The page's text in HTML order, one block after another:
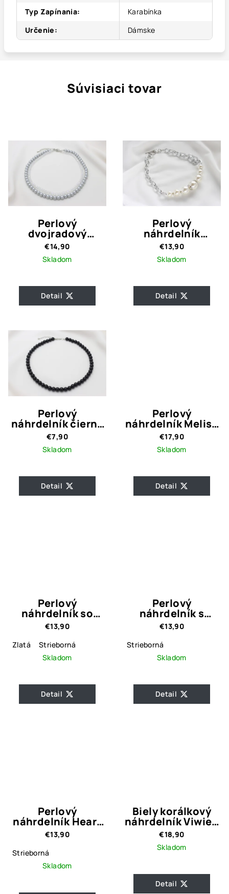
Typ Zapínania:
Karabínka
Určenie: Dámske
Súvisiaci tovar
Perlový
dvojradový
náhrdelník Noe
Crystal Grey
€14,90
Skladom
Detail
Perlový
náhrdelník
Silver&Pearls
€13,90
Skladom
Detail
Perlový
náhrdelník čierny
klasik
€7,90
Skladom
Detail
Perlový
náhrdelník Melisa
Black
€17,90
Skladom
Detail
Perlový
náhrdelník so
srdiečkami
€13,90
Zlatá
Strieborná
Skladom
Detail
Perlový
náhrdelník s
retiazkou a
srdiečkom
€13,90
Strieborná
Skladom
Detail
Perlový
náhrdelník Heart
Pearl
€13,90
Strieborná
Skladom
Biely korálkový
náhrdelník Viwien
2
€18,90
Skladom
Detail